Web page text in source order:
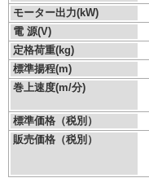
モーター出力(kW)
電 源(V)
定格荷重(kg)
標準揚程(m)
巻上速度(m/分)
標準価格（税別）
販売価格（税別）